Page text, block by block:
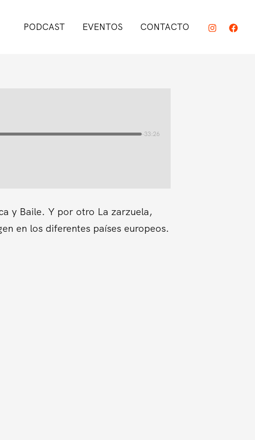
PODCAST EVENTOS CONTACTO
-33:26
y Baile. Y por otro La zarzuela,
en los diferentes países europeos.